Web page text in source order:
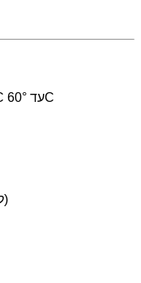
2. טווח מדידת טמפרטורת הקרקע: -10°C עד 60°C
5. ספק כוח: סוללת AAA 2*1.5V (לא כולל)